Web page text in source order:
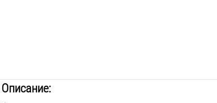
Описание: